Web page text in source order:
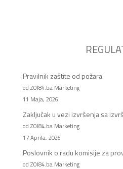
Pravilnik zaštite od požara
od ZOI84.ba Marketing
11 Maja, 2026
Zaključak u vezi izvršenja sa
od ZOI84.ba Marketing
17 Aprila, 2026
Poslovnik o radu komisije za
od ZOI84.ba Marketing